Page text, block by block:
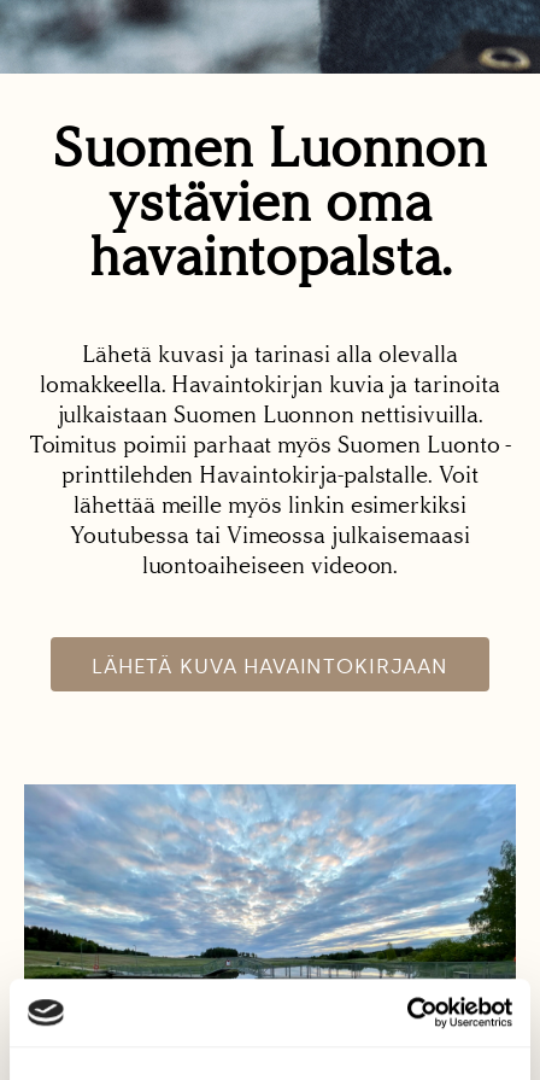
Suomen Luonnon
ystävien oma
havaintopalsta.
Lähetä kuvasi ja tarinasi alla olevalla
lomakkeella. Havaintokirjan kuvia ja tarinoita
julkaistaan Suomen Luonnon nettisivuilla.
Toimitus poimii parhaat myös Suomen Luonto -
printtilehden Havaintokirja-palstalle. Voit
lähettää meille myös linkin esimerkiksi
Youtubessa tai Vimeossa julkaisemaasi
luontoaiheiseen videoon.
LÄHETÄ KUVA HAVAINTOKIRJAAN